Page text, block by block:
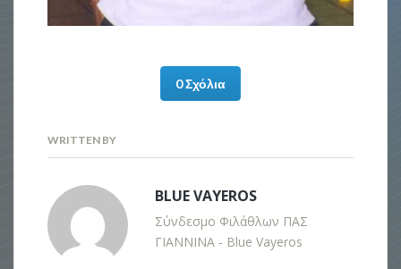
0 Σχόλια
WRITTEN BY
BLUE VAYEROS
Σύνδεσμο Φιλάθλων ΠΑΣ
ΓΙΑΝΝΙΝΑ - Blue Vayeros